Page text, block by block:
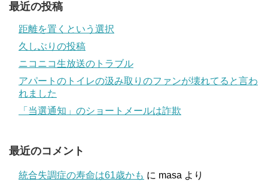
最近の投稿
距離を置くという選択
久しぶりの投稿
ニコニコ生放送のトラブル
アパートのトイレの汲み取りのファンが壊れてると言わ
れました
「当選通知」のショートメールは詐欺
最近のコメント
統合失調症の寿命は61歳かも に masa より